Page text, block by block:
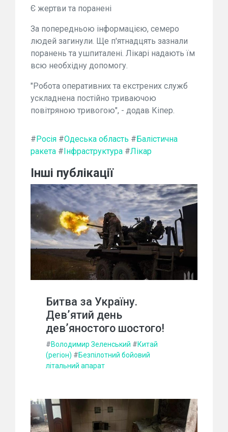
Є жертви та поранені
За попередньою інформацією, семеро
людей загинули. Ще п'ятнадцять зазнали
поранень та ушпиталені. Лікарі надають їм
всю необхідну допомогу.
"Робота оперативних та екстрених служб
ускладнена постійно триваючою
повітряною тривогою", - додав Кіпер.
# Росія #Одеська область # Балістична
ракета # Інфраструктура #Лікар
Інші публікації
Битва за Україну.
Дев’ятий день
дев’яностого шостого!
#Володимир Зеленський #Китай
(регіон) #Безпілотний бойовий
літальний апарат